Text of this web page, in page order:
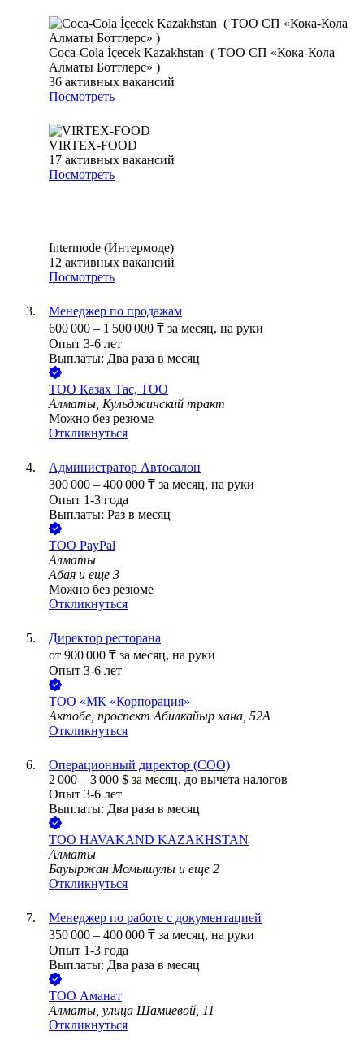
Coca-Cola İçecek Kazakhstan ( ТОО СП «Кока-Кола
Алматы Боттлерс» )
36 активных вакансий
Посмотреть
VIRTEX-FOOD
17 активных вакансий
Посмотреть
Intermode (Интермоде)
12 активных вакансий
Посмотреть
Менеджер по продажам
600 000 – 1 500 000 ₸ за месяц, на руки
Опыт 3-6 лет
Выплаты: Два раза в месяц
ТОО Казах Тас, ТОО
Алматы, Кульджинский тракт
Можно без резюме
Откликнуться
Администратор Автосалон
300 000 – 400 000 ₸ за месяц, на руки
Опыт 1-3 года
Выплаты: Раз в месяц
ТОО PayPal
Алматы
Абая и еще 3
Можно без резюме
Откликнуться
Директор ресторана
от 900 000 ₸ за месяц, на руки
Опыт 3-6 лет
ТОО «МК «Корпорация»
Актобе, проспект Абилкайыр хана, 52А
Откликнуться
Операционный директор (COO)
2 000 – 3 000 $ за месяц, до вычета налогов
Опыт 3-6 лет
Выплаты: Два раза в месяц
ТОО HAVAKAND KAZAKHSTAN
Алматы
Бауыржан Момышулы и еще 2
Откликнуться
Менеджер по работе с документацией
350 000 – 400 000 ₸ за месяц, на руки
Опыт 1-3 года
Выплаты: Два раза в месяц
ТОО Аманат
Алматы, улица Шамиевой, 11
Откликнуться